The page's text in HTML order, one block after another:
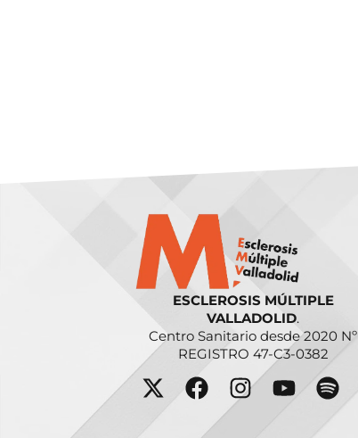
ESCLEROSIS MÚLTIPLE
VALLADOLID.
Centro Sanitario desde 2020 Nº
REGISTRO 47-C3-0382